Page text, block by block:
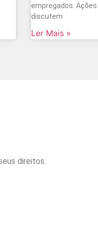
empregados.
discutem
Ler Mais »
direitos.